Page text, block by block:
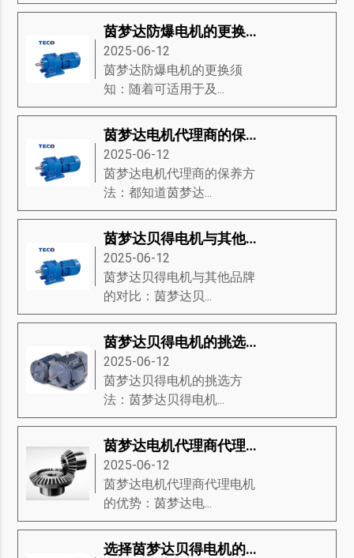
茵梦达防爆电机的更换须知
2025-06-12
茵梦达防爆电机的更换须
知：随着可适用于及...
茵梦达电机代理商的保养方法
2025-06-12
茵梦达电机代理商的保养方
法：都知道茵梦达...
茵梦达贝得电机与其他品牌的对比
2025-06-12
茵梦达贝得电机与其他品牌
的对比：茵梦达贝...
茵梦达贝得电机的挑选方法
2025-06-12
茵梦达贝得电机的挑选方
法：茵梦达贝得电机...
茵梦达电机代理商代理电机的优势
2025-06-12
茵梦达电机代理商代理电机
的优势：茵梦达电...
选择茵梦达贝得电机的优点